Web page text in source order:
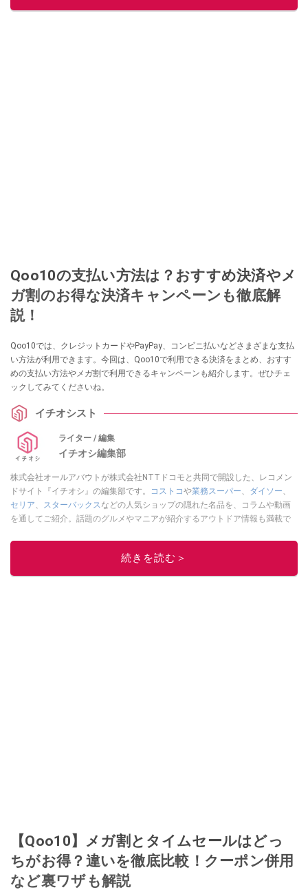
Qoo10の支払い方法は？おすすめ決済やメ
ガ割のお得な決済キャンペーンも徹底解
説！
Qoo10では、クレジットカードやPayPay、コンビニ払いなどさまざまな支払
い方法が利用できます。今回は、Qoo10で利用できる決済をまとめ、おすす
めの支払い方法やメガ割で利用できるキャンペーンも紹介します。ぜひチェ
ックしてみてくださいね。
イチオシスト
ライター / 編集
イチオシ編集部
株式会社オールアバウトが株式会社NTTドコモと共同で開設した、レコメン
ドサイト『イチオシ』の編集部です。
コストコや業務スーパー、 ダイソー、
セリア、 スターバックスなどの人気ショップの隠れた名品を、コラムや動画
を通してご紹介。話題のグルメやマニアが紹介するアウトドア情報も満載で
レビューしています。毎日トレンド情報をお届けしているので、ぜひ
してください！続きを読む＞
【Qoo10】メガ割とタイムセールはどっ
ちがお得？違いを徹底比較！クーポン併用
など裏ワザも解説